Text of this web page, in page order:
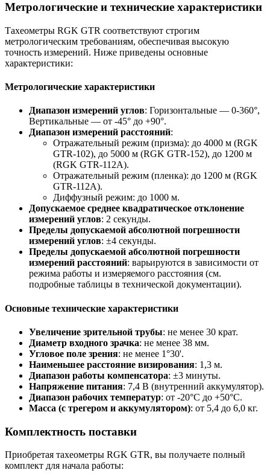
Метрологические и технические характеристики
Тахеометры RGK GTR соответствуют строгим
метрологическим требованиям, обеспечивая высокую
точность измерений. Ниже приведены основные
характеристики:
Метрологические характеристики
Диапазон измерений углов: Горизонтальные — 0-360°,
Вертикальные — от -45° до +90°.
Диапазон измерений расстояний:
Отражательный режим (призма): до 4000 м (RGK
GTR-102), до 5000 м (RGK GTR-152), до 1200 м
(RGK GTR-112A).
Отражательный режим (пленка): до 1200 м (RGK
GTR-112A).
Диффузный режим: до 1000 м.
Допускаемое среднее квадратическое отклонение
измерений углов: 2 секунды.
Пределы допускаемой абсолютной погрешности
измерений углов: ±4 секунды.
Пределы допускаемой абсолютной погрешности
измерений расстояний: варьируются в зависимости от
режима работы и измеряемого расстояния (см.
подробные таблицы в технической документации).
Основные технические характеристики
Увеличение зрительной трубы: не менее 30 крат.
Диаметр входного зрачка: не менее 38 мм.
Угловое поле зрения: не менее 1°30'.
Наименьшее расстояние визирования: 1,3 м.
Диапазон работы компенсатора: ±3 минуты.
Напряжение питания: 7,4 В (внутренний аккумулятор).
Диапазон рабочих температур: от -20°C до +50°C.
Масса (с трегером и аккумулятором): от 5,4 до 6,0 кг.
Комплектность поставки
Приобретая тахеометры RGK GTR, вы получаете полный
комплект для начала работы: